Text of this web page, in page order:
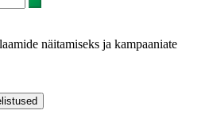
näitamiseks ja kampaaniate